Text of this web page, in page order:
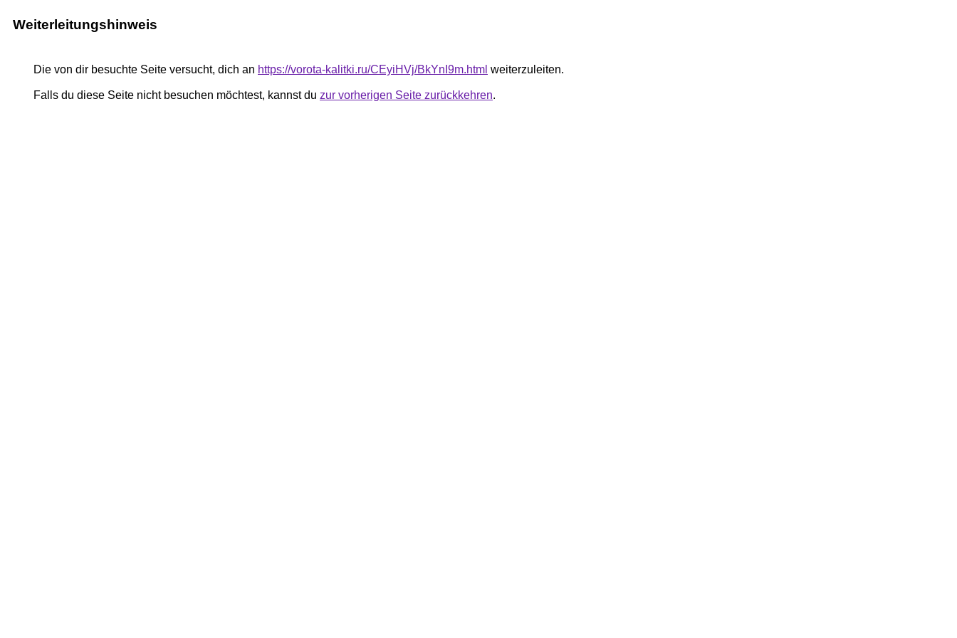
Weiterleitungshinweis
Die von dir besuchte Seite versucht, dich an https://vorota-kalitki.ru/CEyiHVj/BkYnI9m.html weiterzuleiten.
Falls du diese Seite nicht besuchen möchtest, kannst du zur vorherigen Seite zurückkehren.